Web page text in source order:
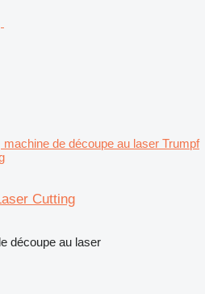
machine de découpe au laser Trumpf
Cutting
découpe au laser